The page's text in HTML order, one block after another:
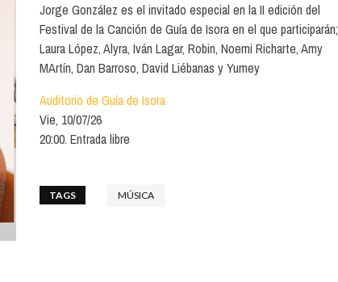
Norte
Santa Cruz | La Laguna
Islas
Cultura
Deporte y Naturaleza
SALAS Y AUDITORIOS
ESPACIOS CULTURALES
NOCHE
LOCALES CON ACTUACIONES
COMERCIO
GASTRO
FORMATIVO
FESTIVAL TAGANANA 2026
TENERIFE PHE FESTIVAL 2026
Jorge González es el invitado especial en la II edición del
Festival de la Canción de Guía de Isora en el que participarán;
Laura López, Alyra, Iván Lagar, Robin, Noemi Richarte, Amy
MArtín, Dan Barroso, David Liébanas y Yumey
Auditorio de Guía de Isora
Vie, 10/07/26
20:00. Entrada libre
TAGS MÚSICA